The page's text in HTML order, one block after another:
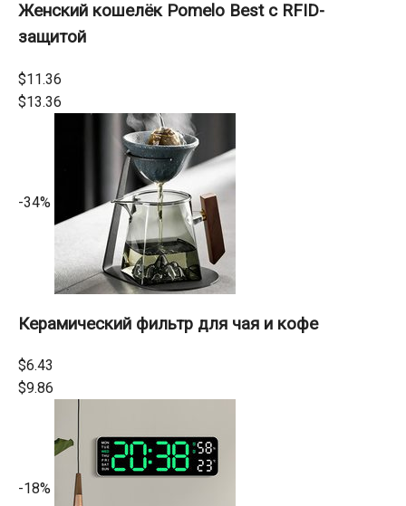
Женский кошелёк Pomelo Best с RFID-
защитой
$11.36
$13.36
-34%
Керамический фильтр для чая и кофе
$6.43
$9.86
-18%